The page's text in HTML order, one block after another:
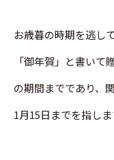
お歳暮の時期を逃し
「御年賀」と書い
の期間までであり、
1月15日までを指しま